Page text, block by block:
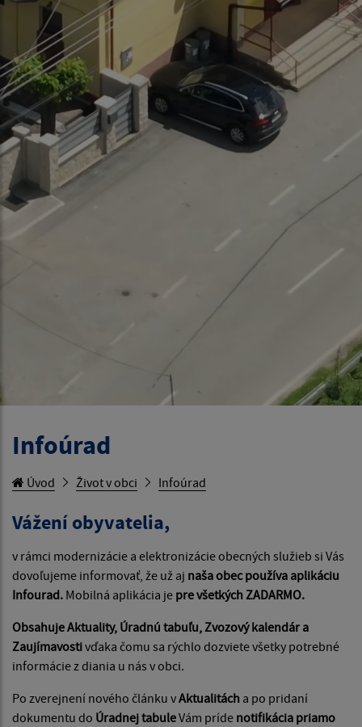
Infoúrad
Úvod Život v obci Infoúrad
Vážení obyvatelia,
v rámci modernizácie a elektronizácie obecných služieb si Vás
dovoľujeme informovať, že už aj naša obec používa aplikáciu
Infourad. Mobilná aplikácia je pre všetkých ZADARMO.
Obsahuje Aktuality, Úradnú tabuľu, Zvozový kalendár a
Zaujímavostivďaka čomu sa rýchlo dozviete všetky potrebné
informácie z diania u nás v obci.
Po zverejnení nového článku vAktualitách a po pridaní
dokumentu do Úradnej tabuleVám príde notifikácia priamo